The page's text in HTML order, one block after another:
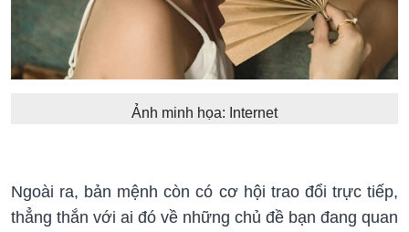
Ảnh minh họa: Internet
Ngoài ra, bản mệnh còn có cơ hội trao đổi trực tiếp,
thẳng thắn với ai đó về những chủ đề bạn đang quan